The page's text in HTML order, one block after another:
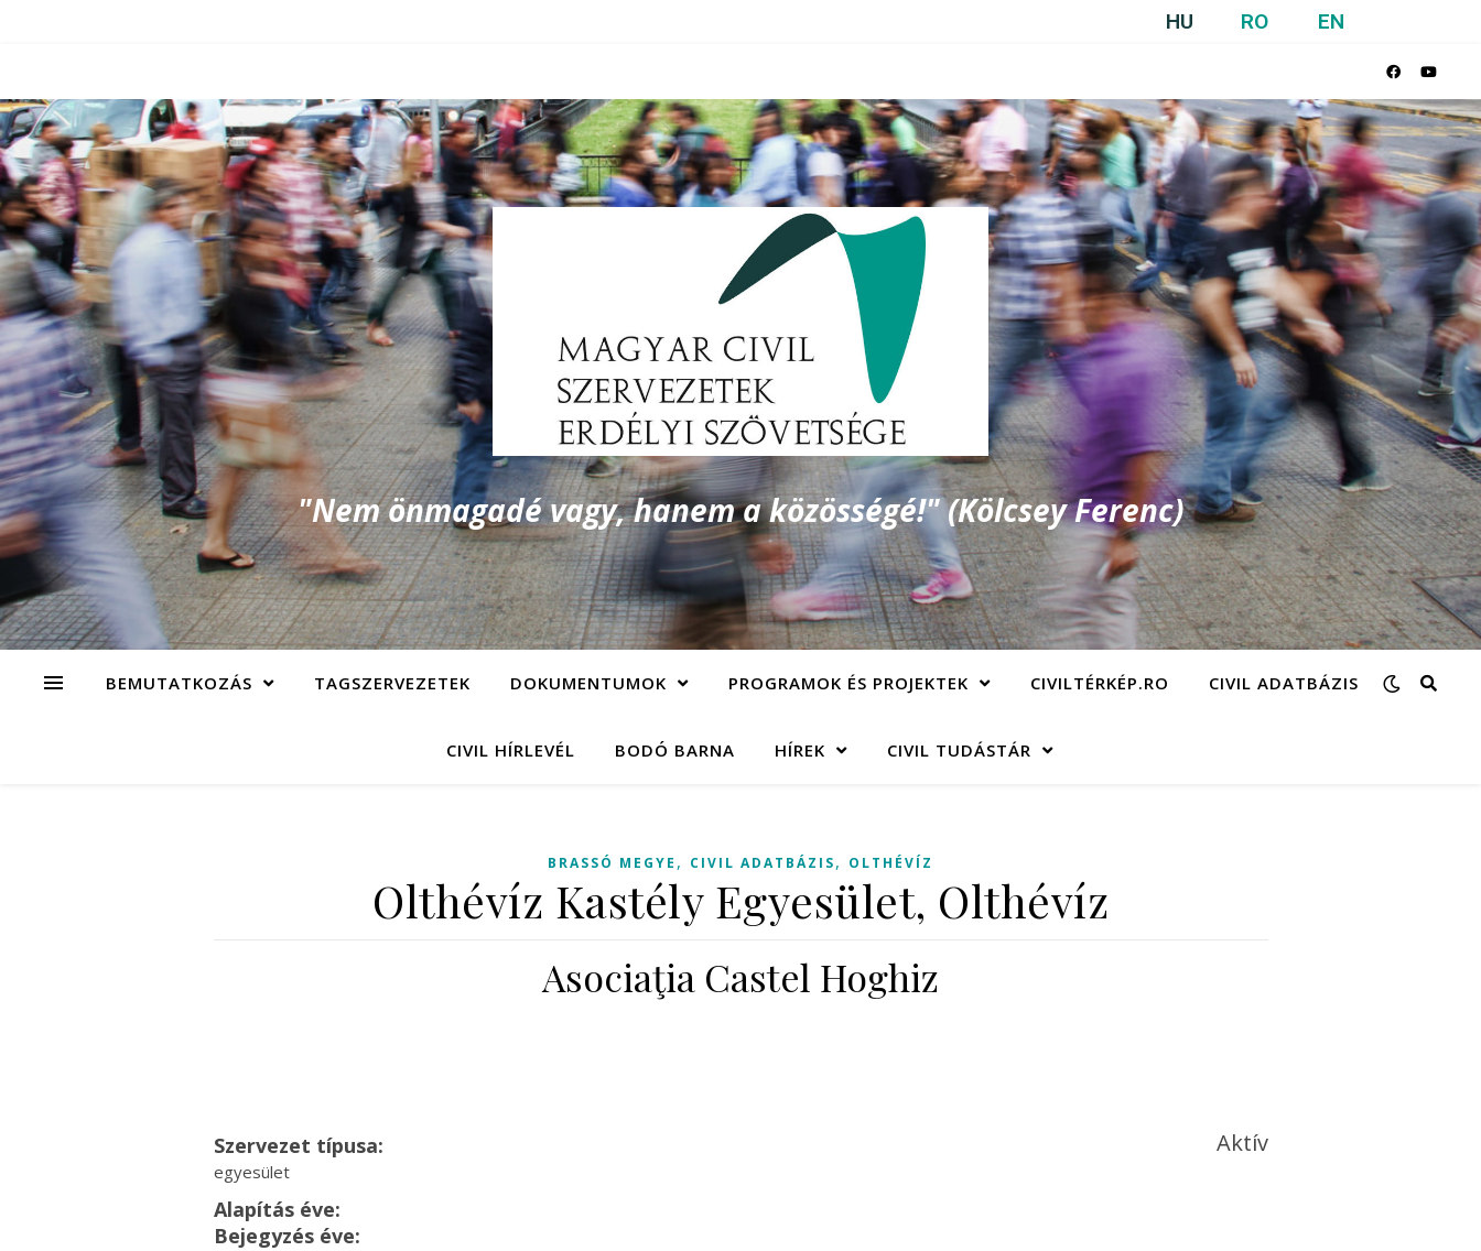
HU RO EN
"Nem önmagadé vagy, hanem a közösségé!" (Kölcsey Ferenc)
BEMUTATKOZÁS TAGSZERVEZETEK DOKUMENTUMOK PROGRAMOK ÉS PROJEKTEK CIVILTÉRKÉP.RO CIVIL ADATBÁZIS
CIVIL HÍRLEVÉL BODÓ BARNA HÍREK CIVIL TUDÁSTÁR
BRASSÓ MEGYE , CIVIL ADATBÁZIS, OLTHÉVÍZ
Olthévíz Kastély Egyesület, Olthévíz
Asociaţia Castel Hoghiz
Szervezet típusa:
egyesület
Aktív
Alapítás éve:
Bejegyzés éve: